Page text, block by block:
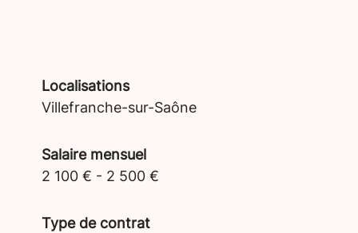
Localisations
Villefranche-sur-Saône
Salaire mensuel
2 100 € - 2 500 €
Type de contrat